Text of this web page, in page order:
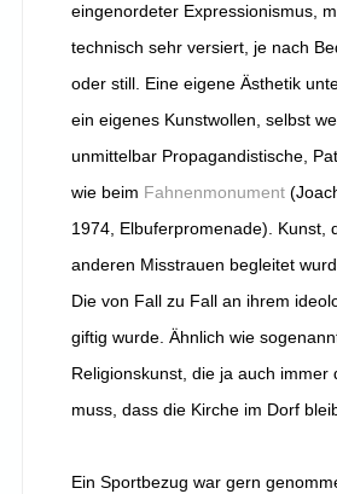
eingenordeter Expressionismus,
technisch sehr versiert, je nach
oder still. Eine eigene Ästhetik
ein eigenes Kunstwollen, selbst
unmittelbar Propagandistische,
wie beim Fahnenmonument
1974, Elbuferpromenade). Kunst,
anderen Misstrauen begleitet
Die von Fall zu Fall an ihrem
giftig wurde. Ähnlich wie
Religionskunst, die ja auch immer
muss, dass die Kirche im Dorf
Ein Sportbezug war gern